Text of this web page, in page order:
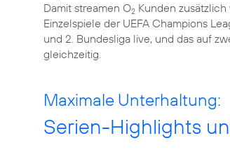
Damit streamen O2 Kunden
Einzelspiele der UEFA Champions
und 2. Bundesliga live, und das auf
gleichzeitig.
Maximale Unterhaltung:
Serien-Highlights